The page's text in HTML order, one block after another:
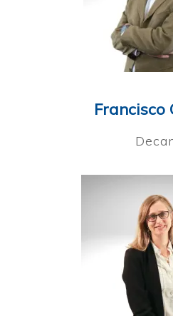
Francisco